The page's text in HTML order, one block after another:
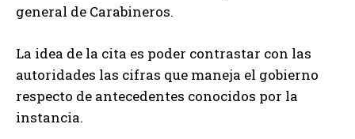
general de Carabineros.
La idea de la cita es poder contrastar con las
autoridades las cifras que maneja el gobierno
respecto de antecedentes conocidos por la
instancia.